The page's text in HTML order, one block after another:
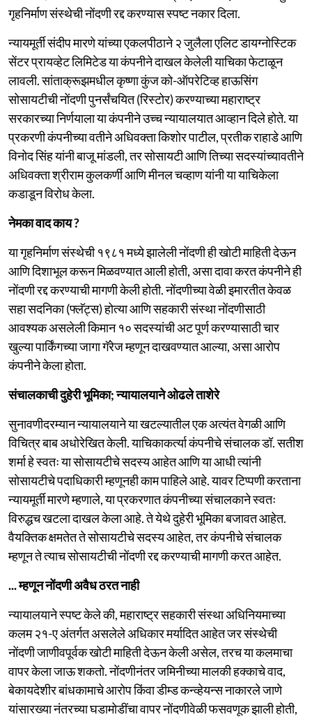
गृहनिर्माण संस्थेची नोंदणी रद्द करण्यास स्पष्ट नकार दिला.
न्यायमूर्ती संदीप मारणे यांच्या एकलपीठाने २ जुलैला एलिट डायग्नोस्टिक
सेंटर प्रायव्हेट लिमिटेड या कंपनीने दाखल केलेली याचिका फेटाळून
लावली. सांताक्रूझमधील कृष्णा कुंज को-ऑपरेटिव्ह हाऊसिंग
सोसायटीची नोंदणी पुनर्संचयित (रिस्टोर) करण्याच्या महाराष्ट्र
सरकारच्या निर्णयाला या कंपनीने उच्च न्यायालयात आव्हान दिले होते. या
प्रकरणी कंपनीच्या वतीने अधिवक्ता किशोर पाटील, प्रतीक राहाडे आणि
विनोद सिंह यांनी बाजू मांडली, तर सोसायटी आणि तिच्या सदस्यांच्यावतीने
अधिवक्ता श्रीराम कुलकर्णी आणि मीनल चव्हाण यांनी या याचिकेला
कडाडून विरोध केला.
नेमका वाद काय ?
या गृहनिर्माण संस्थेची १९८१ मध्ये झालेली नोंदणी ही खोटी माहिती देऊन
आणि दिशाभूल करून मिळवण्यात आली होती, असा दावा करत कंपनीने ही
नोंदणी रद्द करण्याची मागणी केली होती. नोंदणीच्या वेळी इमारतीत केवळ
सहा सदनिका (फ्लॅट्स) होत्या आणि सहकारी संस्था नोंदणीसाठी
आवश्यक असलेली किमान १० सदस्यांची अट पूर्ण करण्यासाठी चार
खुल्या पार्किंगच्या जागा गॅरेज म्हणून दाखवण्यात आल्या, असा आरोप
कंपनीने केला होता.
संचालकाची दुहेरी भूमिका; न्यायालयाने ओढले ताशेरे
सुनावणीदरम्यान न्यायालयाने या खटल्यातील एक अत्यंत वेगळी आणि
विचित्र बाब अधोरेखित केली. याचिकाकर्त्या कंपनीचे संचालक डॉ. सतीश
शर्मा हे स्वतः या सोसायटीचे सदस्य आहेत आणि या आधी त्यांनी
सोसायटीचे पदाधिकारी म्हणूनही काम पाहिले आहे. यावर टिप्पणी करताना
न्यायमूर्ती मारणे म्हणाले, या प्रकरणात कंपनीच्या संचालकाने स्वतः
विरुद्धच खटला दाखल केला आहे. ते येथे दुहेरी भूमिका बजावत आहेत.
वैयक्तिक क्षमतेत ते सोसायटीचे सदस्य आहेत, तर कंपनीचे संचालक
म्हणून ते त्याच सोसायटीची नोंदणी रद्द करण्याची मागणी करत आहेत.
... म्हणून नोंदणी अवैध ठरत नाही
न्यायालयाने स्पष्ट केले की, महाराष्ट्र सहकारी संस्था अधिनियमाच्या
कलम २१-ए अंतर्गत असलेले अधिकार मर्यादित आहेत जर संस्थेची
नोंदणी जाणीवपूर्वक खोटी माहिती देऊन केली असेल, तरच या कलमाचा
वापर केला जाऊ शकतो. नोंदणीनंतर जमिनीच्या मालकी हक्काचे वाद,
बेकायदेशीर बांधकामाचे आरोप किंवा डीम्ड कन्व्हेयन्स नाकारले जाणे
यांसारख्या नंतरच्या घडामोडींचा वापर नोंदणीवेळी फसवणूक झाली होती,